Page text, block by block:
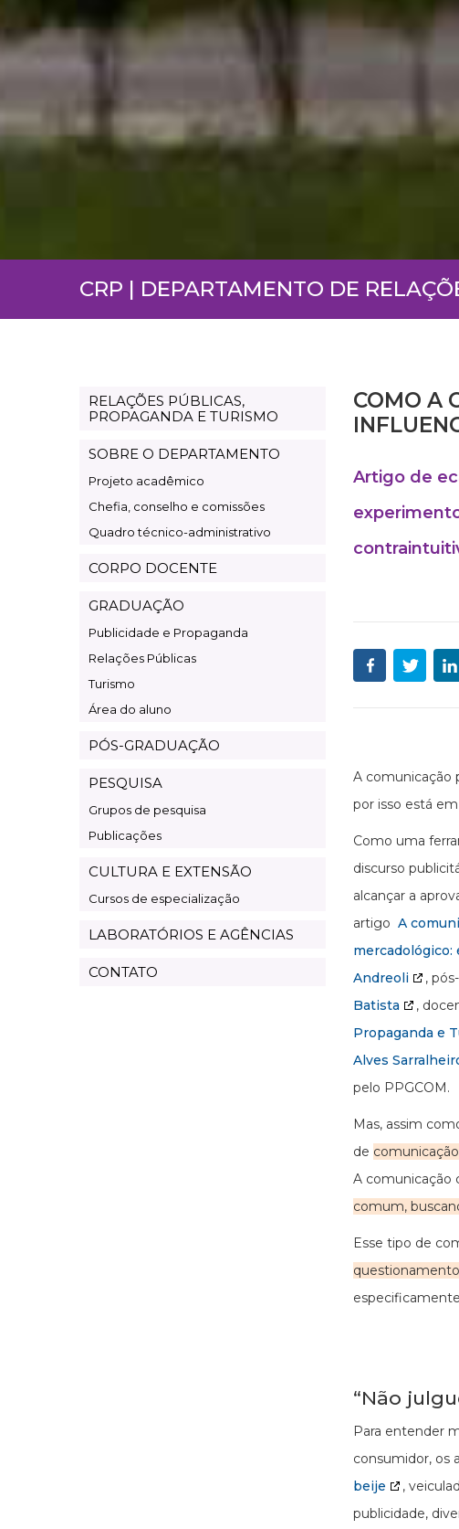
CRP | DEPARTAMENTO DE
Departamento
Relações
Públicas,
Propaganda
e
Turismo
RELAÇÕES PÚBLICAS,
PROPAGANDA E TURISMO
SOBRE O DEPARTAMENTO
Projeto acadêmico
Chefia, conselho e comissões
Quadro técnico-administrativo
CORPO DOCENTE
GRADUAÇÃO
Publicidade e Propaganda
Relações Públicas
Turismo
Área do aluno
PÓS-GRADUAÇÃO
PESQUISA
Grupos de pesquisa
Publicações
CULTURA E EXTENSÃO
Cursos de especialização
LABORATÓRIOS E AGÊNCIAS
CONTATO
COMO A
Artigo de
A comunicação
por isso está
Como uma
discurso
alcançar a
artigo A
Andreoli
,
Batista
,
Propaganda e
Alves
pelo PPGCOM.
Mas, assim
de
A comunicação
comum,
Esse tipo de
“Não
Para entender
consumidor, os
beije
,
publicidade,